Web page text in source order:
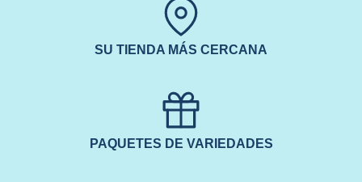
SU TIENDA MÁS CERCANA
PAQUETES DE VARIEDADES